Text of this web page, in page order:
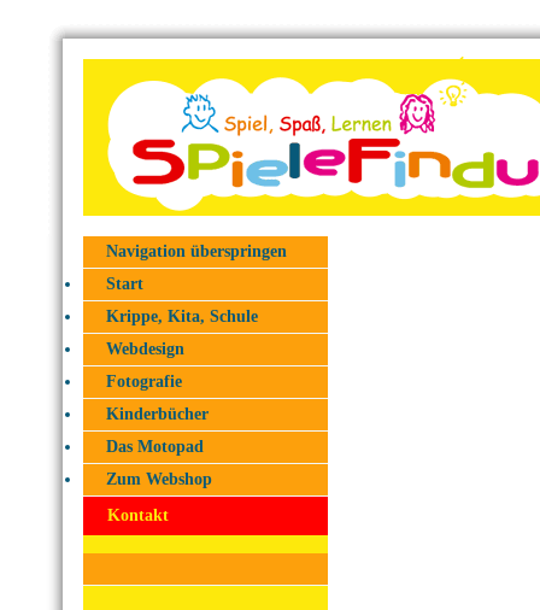
Navigation überspringen
Start
Krippe, Kita, Schule
Webdesign
Fotografie
Kinderbücher
Das Motopad
Zum Webshop
Kontakt